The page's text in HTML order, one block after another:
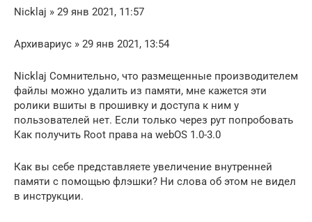
Nicklaj » 29 янв 2021, 11:57
Архивариус » 29 янв 2021, 13:54
Nicklaj Сомнительно, что размещенные производителем
файлы можно удалить из памяти, мне кажется эти
ролики вшиты в прошивку и доступа к ним у
пользователей нет. Если только через рут попробовать
Как получить Root права на webOS 1.0-3.0
Как вы себе представляете увеличение внутренней
памяти с помощью флэшки? Ни слова об этом не видел
в инструкции.